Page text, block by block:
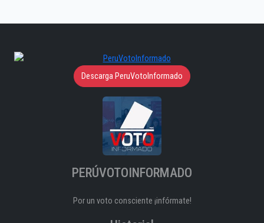
Descarga PeruVotoInformado
PERÚVOTOINFORMADO
Por un voto consciente ¡infórmate!